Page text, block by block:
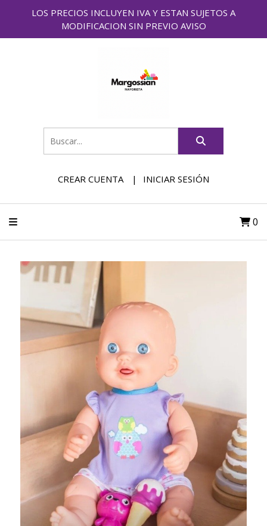
LOS PRECIOS INCLUYEN IVA Y ESTAN SUJETOS A
MODIFICACION SIN PREVIO AVISO
CREAR CUENTA INICIAR SESIÓN
0